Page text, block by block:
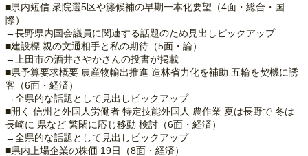
■県内短信 衆院選5区や籐候補の早期一本化要望（4面・総合・国
際）
→長野県内国会議員に関連する話題のため見出しピックアップ
■建設標 親の文通相手と私の期待（5面・論）
→上田市の酒井さやかさんの投書が掲載
■県予算要求概要 農産物輸出推進 造林省力化を補助 五輪を契機に誘
客（6面・経済）
→全県的な話題として見出しピックアップ
■開く 信州と外国人労働者 特定技能外国人 農作業 夏は長野で 冬は
長崎に 県など 繁閑に応じ移動 検討（6面・経済）
→全県的な話題として見出しピックアップ
■県内上場企業の株価 19日（8面・経済）